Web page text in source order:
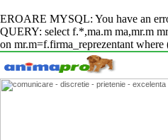
EROARE MYSQL: You have an
QUERY: select f.*,ma.m ma,mr.m
on mr.m=f.firma_reprezentant